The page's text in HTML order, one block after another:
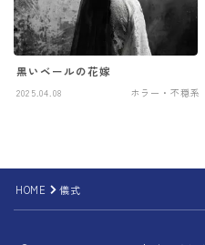
黒いベールの花嫁
2025.04.08 ホラー・不穏系
HOME 儀式